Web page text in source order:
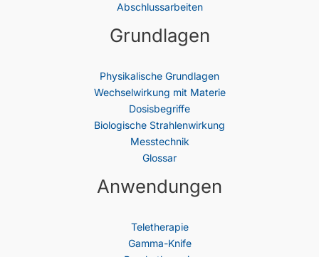
Abschlussarbeiten
Grundlagen
Physikalische Grundlagen
Wechselwirkung mit Materie
Dosisbegriffe
Biologische Strahlenwirkung
Messtechnik
Glossar
Anwendungen
Teletherapie
Gamma-Knife